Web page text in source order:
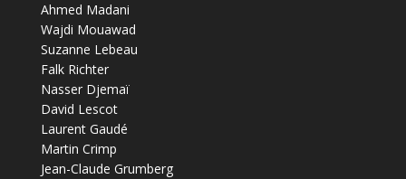
Ahmed Madani
Wajdi Mouawad
Suzanne Lebeau
Falk Richter
Nasser Djemaï
David Lescot
Laurent Gaudé
Martin Crimp
Jean-Claude Grumberg